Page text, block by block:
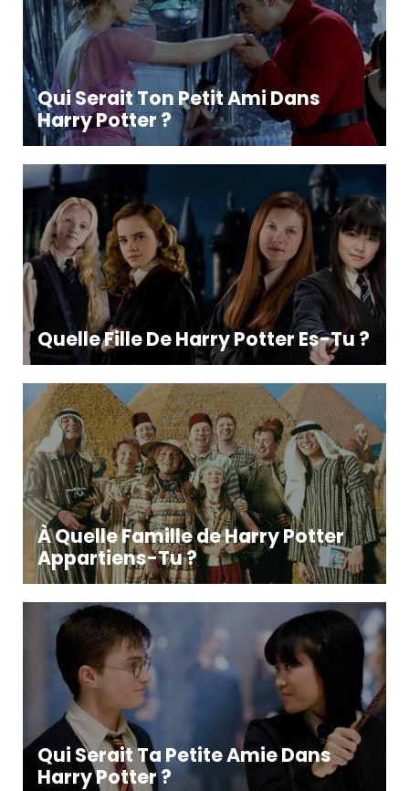
Qui Serait Ton Petit Ami Dans
Harry Potter ?
Quelle Fille De Harry Potter Es-Tu ?
À Quelle Famille de Harry Potter
Appartiens-Tu ?
Qui Serait Ta Petite Amie Dans
Harry Potter ?